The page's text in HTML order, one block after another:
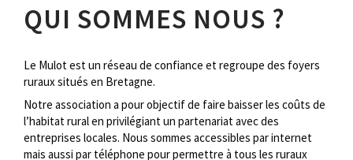
QUI SOMMES NOUS ?
Le Mulot est un réseau de confiance et regroupe des foyers
ruraux situés en Bretagne.
Notre association a pour objectif de faire baisser les coûts de
l’habitat rural en privilégiant un partenariat avec des
entreprises locales. Nous sommes accessibles par internet
mais aussi par téléphone pour permettre à tous les ruraux